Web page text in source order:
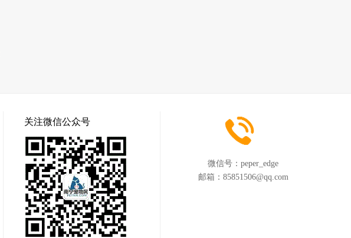
关注微信公众号
微信号： peper_edge
邮箱： 85851506@qq.com